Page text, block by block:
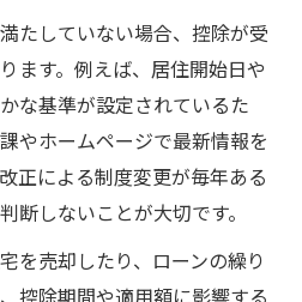
たしていない場合、控除が受
ます。例えば、居住開始日や
な基準が設定されているた
やホームページで最新情報を
正による制度変更が毎年ある
断しないことが大切です。
を売却したり、ローンの繰り
控除期間や適用額に影響する